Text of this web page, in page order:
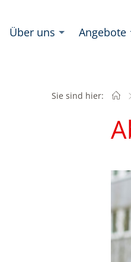
Über uns Angebote
Sie sind hier: